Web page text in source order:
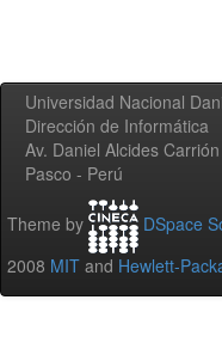
Universidad Nacional
Dirección de Informática
Av. Daniel Alcides
Pasco - Perú
Theme by DSpace
2008 MIT and Hewlett-